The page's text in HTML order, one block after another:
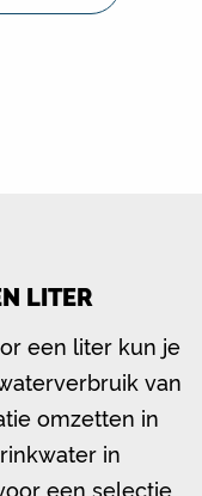
LITER
een liter kun je
van
omzetten in
in
een selectie